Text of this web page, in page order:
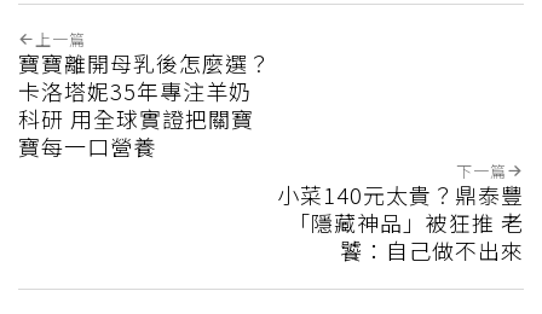
上一篇
寶寶離開母乳後怎麼選？
卡洛塔妮35年專注羊奶
科研 用全球實證把關寶
寶每一口營養
下一篇
小菜140元太貴？鼎泰豐
「隱藏神品」被狂推 老
饕：自己做不出來